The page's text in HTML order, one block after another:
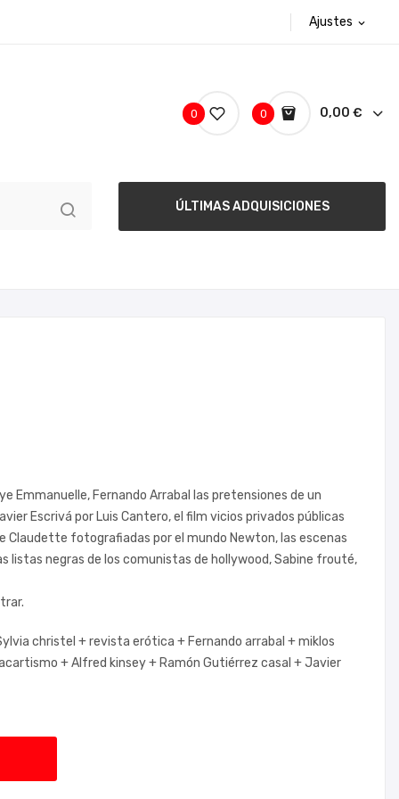
Ajustes expand_more
0 0,00 €
0
ÚLTIMAS ADQUISICIONES
Emmanuelle, Fernando Arrabal las pretensiones de un
Escrivá por Luis Cantero, el film vicios privados públicas
Claudette fotografiadas por el mundo Newton, las escenas
listas negras de los comunistas de hollywood, Sabine frouté,
christel +revista erótica + Fernando arrabal +miklos
+Alfred kinsey + Ramón Gutiérrez casal +Javier